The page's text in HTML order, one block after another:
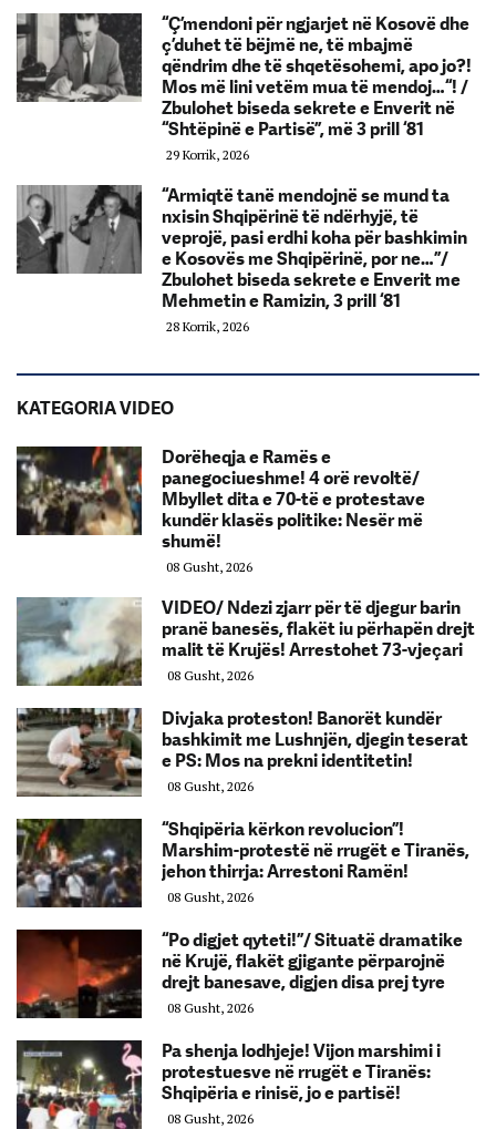
“Ç’mendoni për ngjarjet në Kosovë dhe
ç’duhet të bëjmë ne, të mbajmë
qëndrim dhe të shqetësohemi, apo jo?!
Mos më lini vetëm mua të mendoj…“! /
Zbulohet biseda sekrete e Enverit në
“Shtëpinë e Partisë”, më 3 prill ‘81
29 Korrik, 2026
“Armiqtë tanë mendojnë se mund ta
nxisin Shqipërinë të ndërhyjë, të
veprojë, pasi erdhi koha për bashkimin
e Kosovës me Shqipërinë, por ne…”/
Zbulohet biseda sekrete e Enverit me
Mehmetin e Ramizin, 3 prill ‘81
28 Korrik, 2026
KATEGORIA VIDEO
Dorëheqja e Ramës e
panegociueshme! 4 orë revoltë/
Mbyllet dita e 70-të e protestave
kundër klasës politike: Nesër më
shumë!
08 Gusht, 2026
VIDEO/ Ndezi zjarr për të djegur barin
pranë banesës, flakët iu përhapën drejt
malit të Krujës! Arrestohet 73-vjeçari
08 Gusht, 2026
Divjaka proteston! Banorët kundër
bashkimit me Lushnjën, djegin teserat
e PS: Mos na prekni identitetin!
08 Gusht, 2026
“Shqipëria kërkon revolucion”!
Marshim-protestë në rrugët e Tiranës,
jehon thirrja: Arrestoni Ramën!
08 Gusht, 2026
“Po digjet qyteti!”/ Situatë dramatike
në Krujë, flakët gjigante përparojnë
drejt banesave, digjen disa prej tyre
08 Gusht, 2026
Pa shenja lodhjeje! Vijon marshimi i
protestuesve në rrugët e Tiranës:
Shqipëria e rinisë, jo e partisë!
08 Gusht, 2026